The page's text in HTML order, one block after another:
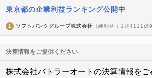
東京都の企業利益ランキング公開中
1 ソフトバンクグループ株式会社 （純利益 : 1兆4111億
決算情報をご提供ください
株式会社バトラーオートの決算情報をご